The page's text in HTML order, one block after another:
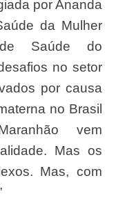
da Mulher
Saúde do
no setor
por causa
no Brasil
vem
Mas os
Mas, com